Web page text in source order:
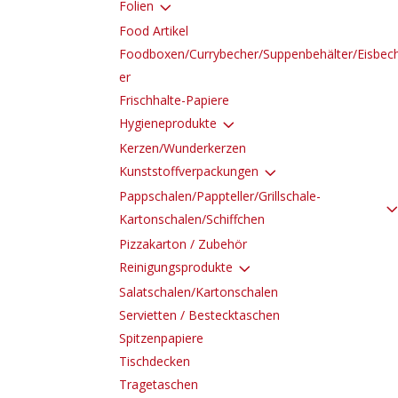
Folien 3
Food Artikel
Foodboxen/Currybecher/Suppenbehälter/
er
Frischhalte-Papiere
Hygieneprodukte 3
Kerzen/Wunderkerzen
Kunststoffverpackungen 3
Pappschalen/Pappteller/Grillschale-
Kartonschalen/Schiffchen
Pizzakarton / Zubehör
Reinigungsprodukte 3
Salatschalen/Kartonschalen
Servietten / Bestecktaschen
Spitzenpapiere
Tischdecken
Tragetaschen